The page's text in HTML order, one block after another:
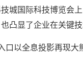
城国际科技博览会
凸显了企业在关键
口以全息投影再现